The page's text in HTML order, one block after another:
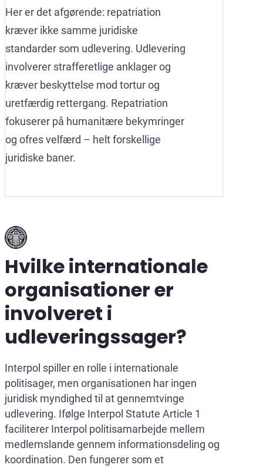
Her er det afgørende: repatriation
kræver ikke samme juridiske
standarder som udlevering. Udlevering
involverer strafferetlige anklager og
kræver beskyttelse mod tortur og
uretfærdig rettergang. Repatriation
fokuserer på humanitære bekymringer
og ofres velfærd – helt forskellige
juridiske baner.
Hvilke internationale
organisationer er
involveret i
udleveringssager?
Interpol spiller en rolle i internationale
politisager, men organisationen har ingen
juridisk myndighed til at gennemtvinge
udlevering. Ifølge Interpol Statute Article 1
faciliterer Interpol politisamarbejde mellem
medlemslande gennem informationsdeling og
koordination. Den fungerer som et